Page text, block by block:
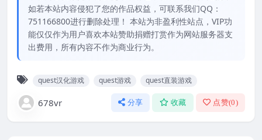
如若本站内容侵犯了您的作品权益，可联系我们QQ：
751166800进行删除处理！ 本站为非盈利性站点，VIP功
能仅仅作为用户喜欢本站赞助捐赠打赏作为网站服务器支
出费用，所有内容不作为商业行为。
quest汉化游戏 quest游戏 quest直装游戏
678vr 分享 收藏 点赞(0)